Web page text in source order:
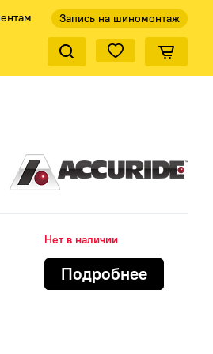
Запись на шиномонтаж
Закрыть
Нет в наличии
Подробнее